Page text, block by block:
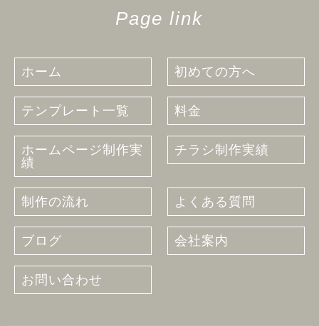
Page link
ホーム 初めての方へ
テンプレート一覧 料金
ホームページ制作実
績
チラシ制作実績
制作の流れ よくある質問
ブログ 会社案内
お問い合わせ